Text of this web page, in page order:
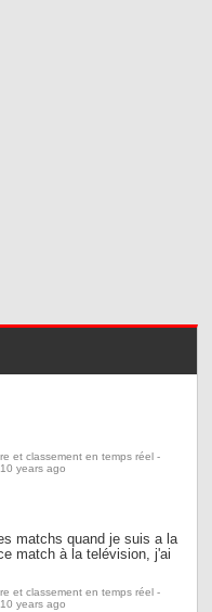
et classement en temps réel -
10 years ago
matchs quand je suis a la
match à la telévision, j'ai
et classement en temps réel -
10 years ago